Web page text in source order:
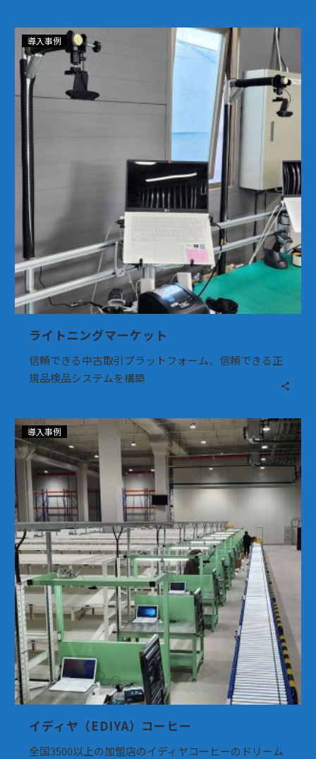
ン
ー
ケ
ッ
ト
導入事例
ライトニングマーケット
信頼できる中古取引プラットフォーム、信頼できる正
規品検品システムを構築
イ
デ
ィ
ヤ
（EDIYA）
コ
ー
ヒ
ー
導入事例
イディヤ（EDIYA）コーヒー
全国3500以上の加盟店のイディヤコーヒーのドリーム